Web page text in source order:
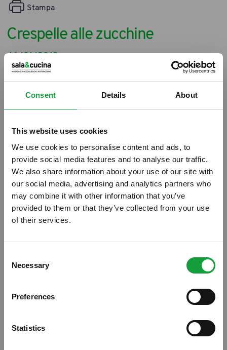
Consent Details About
This website uses cookies
We use cookies to personalise content and ads, to
provide social media features and to analyse our traffic.
We also share information about your use of our site with
our social media, advertising and analytics partners who
may combine it with other information that you’ve
provided to them or that they’ve collected from your use
of their services.
Selection
Necessary
Preferences
Statistics
Crespelle alle zucchine
Stampa
ISCRIVITI ALLA NEWSLETTER
Resta aggiornato su tutte le ultime novita nel campo